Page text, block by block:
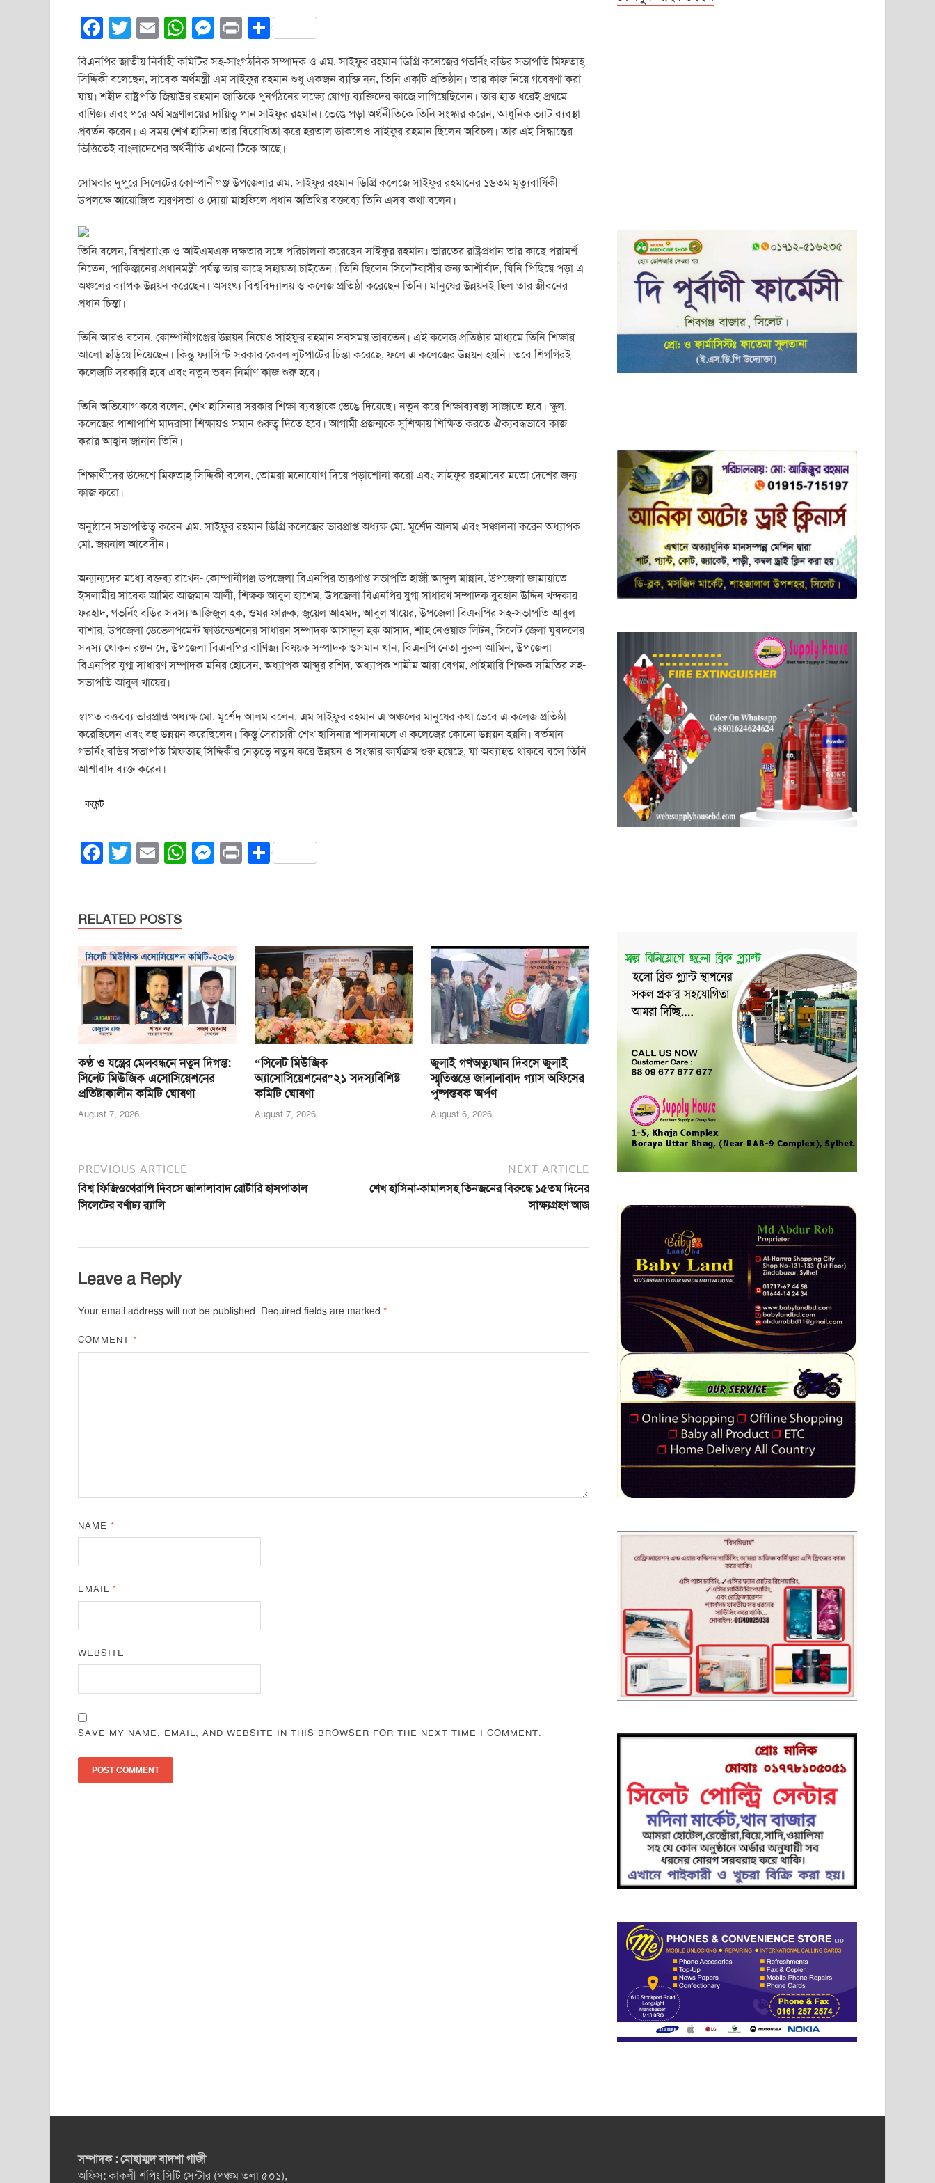
F
a
c
e
b
o
o
k
T
wi
tt
er
E
m
ail
W
h
at
s
A
p
p
M
ss
e
n
g
er
Pr
in
t
S
ar
e
বিএনপির জাতীয় নির্বাহী কমিটির সহ-সাংগঠনিক সম্পাদক ও এম. সাইফুর রহমান ডিগ্রি কলেজের গভর্নিং বডির সভাপতি মিফতাহ্
সিদ্দিকী বলেছেন, সাবেক অর্থমন্ত্রী এম সাইফুর রহমান শুধু একজন ব্যক্তি নন, তিনি একটি প্রতিষ্ঠান। তার কাজ নিয়ে গবেষণা করা
যায়। শহীদ রাষ্ট্রপতি জিয়াউর রহমান জাতিকে পুনর্গঠনের লক্ষ্যে যোগ্য ব্যক্তিদের কাজে লাগিয়েছিলেন। তার হাত ধরেই প্রথমে
বাণিজ্য এবং পরে অর্থ মন্ত্রণালয়ের দায়িত্ব পান সাইফুর রহমান। ভেঙে পড়া অর্থনীতিকে তিনি সংস্কার করেন, আধুনিক ভ্যাট ব্যবস্থা
প্রবর্তন করেন। এ সময় শেখ হাসিনা তার বিরোধিতা করে হরতাল ডাকলেও সাইফুর রহমান ছিলেন অবিচল। তার এই সিদ্ধান্তের
ভিত্তিতেই বাংলাদেশের অর্থনীতি এখনো টিকে আছে।
সোমবার দুপুরে সিলেটের কোম্পানীগঞ্জ উপজেলার এম. সাইফুর রহমান ডিগ্রি কলেজে সাইফুর রহমানের ১৬তম মৃত্যুবার্ষিকী
উপলক্ষে আয়োজিত স্মরণসভা ও দোয়া মাহফিলে প্রধান অতিথির বক্তব্যে তিনি এসব কথা বলেন।
তিনি বলেন, বিশ্বব্যাংক ও আইএমএফ দক্ষতার সঙ্গে পরিচালনা করেছেন সাইফুর রহমান। ভারতের রাষ্ট্রপ্রধান তার কাছে পরামর্শ
নিতেন, পাকিস্তানের প্রধানমন্ত্রী পর্যন্ত তার কাছে সহায়তা চাইতেন। তিনি ছিলেন সিলেটবাসীর জন্য আশীর্বাদ, যিনি পিছিয়ে পড়া এ
অঞ্চলের ব্যাপক উন্নয়ন করেছেন। অসংখ্য বিশ্ববিদ্যালয় ও কলেজ প্রতিষ্ঠা করেছেন তিনি। মানুষের উন্নয়নই ছিল তার জীবনের
প্রধান চিন্তা।
তিনি আরও বলেন, কোম্পানীগঞ্জের উন্নয়ন নিয়েও সাইফুর রহমান সবসময় ভাবতেন। এই কলেজ প্রতিষ্ঠার মাধ্যমে তিনি শিক্ষার
আলো ছড়িয়ে দিয়েছেন। কিন্তু ফ্যাসিস্ট সরকার কেবল লুটপাটের চিন্তা করেছে, ফলে এ কলেজের উন্নয়ন হয়নি। তবে শিগগিরই
কলেজটি সরকারি হবে এবং নতুন ভবন নির্মাণ কাজ শুরু হবে।
তিনি অভিযোগ করে বলেন, শেখ হাসিনার সরকার শিক্ষা ব্যবস্থাকে ভেঙে দিয়েছে। নতুন করে শিক্ষাব্যবস্থা সাজাতে হবে। স্কুল,
কলেজের পাশাপাশি মাদরাসা শিক্ষায়ও সমান গুরুত্ব দিতে হবে। আগামী প্রজন্মকে সুশিক্ষায় শিক্ষিত করতে ঐক্যবদ্ধভাবে কাজ
করার আহ্বান জানান তিনি।
শিক্ষার্থীদের উদ্দেশে মিফতাহ্ সিদ্দিকী বলেন, তোমরা মনোযোগ দিয়ে পড়াশোনা করো এবং সাইফুর রহমানের মতো দেশের জন্য
কাজ করো।
অনুষ্ঠানে সভাপতিত্ব করেন এম. সাইফুর রহমান ডিগ্রি কলেজের ভারপ্রাপ্ত অধ্যক্ষ মো. মূর্শেদ আলম এবং সঞ্চালনা করেন অধ্যাপক
মো. জয়নাল আবেদীন।
অন্যান্যদের মধ্যে বক্তব্য রাখেন- কোম্পানীগঞ্জ উপজেলা বিএনপির ভারপ্রাপ্ত সভাপতি হাজী আব্দুল মান্নান, উপজেলা জামায়াতে
ইসলামীর সাবেক আমির আজমান আলী, শিক্ষক আবুল হাশেম, উপজেলা বিএনপির যুগ্ম সাধারণ সম্পাদক বুরহান উদ্দিন খন্দকার
ফরহাদ, গভর্নিং বডির সদস্য আজিজুল হক, ওমর ফারুক, জুয়েল আহমদ, আবুল খায়ের, উপজেলা বিএনপির সহ-সভাপতি আবুল
বাশার, উপজেলা ডেভেলপমেন্ট ফাউন্ডেশনের সাধারন সম্পাদক আসাদুল হক আসাদ, শাহ নেওয়াজ লিটন, সিলেট জেলা যুবদলের
সদস্য খোকন রঞ্জন দে, উপজেলা বিএনপির বাণিজ্য বিষয়ক সম্পাদক ওসমান খান, বিএনপি নেতা নুরুল আমিন, উপজেলা
বিএনপির যুগ্ম সাধারণ সম্পাদক মনির হোসেন, অধ্যাপক আব্দুর রশিদ, অধ্যাপক শামীম আরা বেগম, প্রাইমারি শিক্ষক সমিতির সহ-
সভাপতি আবুল খায়ের।
স্বাগত বক্তব্যে ভারপ্রাপ্ত অধ্যক্ষ মো. মূর্শেদ আলম বলেন, এম সাইফুর রহমান এ অঞ্চলের মানুষের কথা ভেবে এ কলেজ প্রতিষ্ঠা
করেছিলেন এবং বহু উন্নয়ন করেছিলেন। কিন্তু সৈরাচারী শেখ হাসিনার শাসনামলে এ কলেজের কোনো উন্নয়ন হয়নি। বর্তমান
গভর্নিং বডির সভাপতি মিফতাহ্ সিদ্দিকীর নেতৃত্বে নতুন করে উন্নয়ন ও সংস্কার কার্যক্রম শুরু হয়েছে, যা অব্যাহত থাকবে বলে তিনি
আশাবাদ ব্যক্ত করেন।
কমেন্ট
F
e
b
o
o
k
T
er
E
W
A
p
p
M
n
g
er
Pr S
RELATED POSTS
কণ্ঠ ও যন্ত্রের মেলবন্ধনে নতুন দিগন্ত:
সিলেট মিউজিক এসোসিয়েশনের
প্রতিষ্টাকালীন কমিটি ঘোষণা
August 7, 2026
“সিলেট মিউজিক
অ্যাসোসিয়েশনের”২১ সদস্যবিশিষ্ট
কমিটি ঘোষণা
August 7, 2026
জুলাই গণঅভ্যুত্থান দিবসে জুলাই
স্মৃতিস্তম্ভে জালালাবাদ গ্যাস অফিসের
পুষ্পস্তবক অর্পণ
August 6, 2026
PREVIOUS ARTICLE
বিশ্ব ফিজিওথেরাপি দিবসে জালালাবাদ রোটারি হাসপাতাল
সিলেটের বর্ণাঢ্য র‍্যালি
NEXT ARTICLE
শেখ হাসিনা-কামালসহ তিনজনের বিরুদ্ধে ১৫তম দিনের
সাক্ষ্যগ্রহণ আজ
Leave a Reply
Your email address will not be published. Required fields are marked *
COMMENT*
NAME*
EMAIL*
WEBSITE
SAVE MY NAME, EMAIL, AND WEBSITE IN THIS BROWSER FOR THE NEXT TIME I COMMENT.
সম্পাদক : মোহাম্মদ বাদশা গাজী
অফিস: কাকলী শপিং সিটি সেন্টার (পঞ্চম তলা ৫০১),